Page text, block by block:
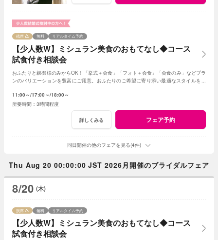
【少人数W】ミシュラン美食のおもてなし◆コース
試食付き相談会
残席 無料 リアルタイム予約
おふたりと親御様のみからOK！「挙式＋会食」「フォト＋会食」「会食のみ」などプラ
ンのバリエーションを豊富にご用意。おふたりのご希望に寄り添い最適なスタイルをご
11:00～ 17:00～ 18:00～
3時間程度
詳しくみる フェア予約
同日開催の他のフェアを見る(4件)
Thu Aug 20 00:00:00 JST 2026月開催のブライダルフェア
8/20 (木)
【少人数W】ミシュラン美食のおもてなし◆コース
試食付き相談会
残席 無料 リアルタイム予約